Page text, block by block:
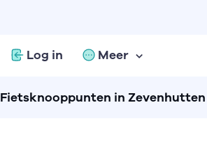
Log in Meer
Fietsknooppunten in